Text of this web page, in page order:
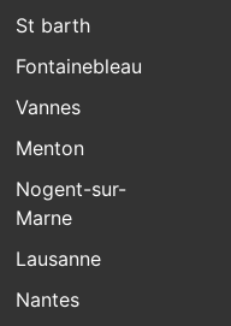
St barth
Fontainebleau
Vannes
Menton
Nogent-sur-
Marne
Lausanne
Nantes